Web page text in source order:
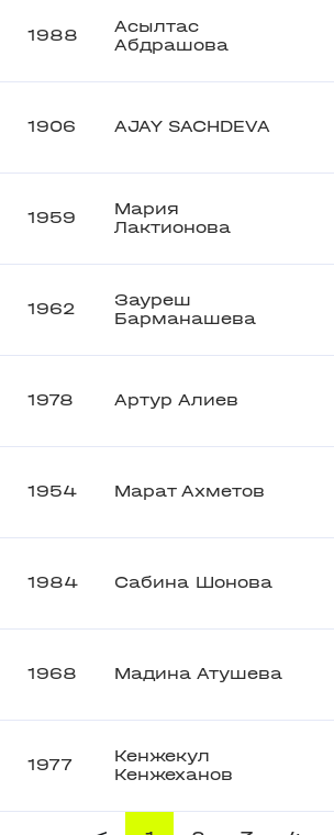
1988
Асылтас
Абдрашова
1906 AJAY SACHDEVA
1959
Мария
Лактионова
1962
Зауреш
Барманашева
1978 Артур Алиев
1954 Марат Ахметов
1984 Сабина Шонова
1968 Мадина Атушева
1977
Кенжекул
Кенжеханов